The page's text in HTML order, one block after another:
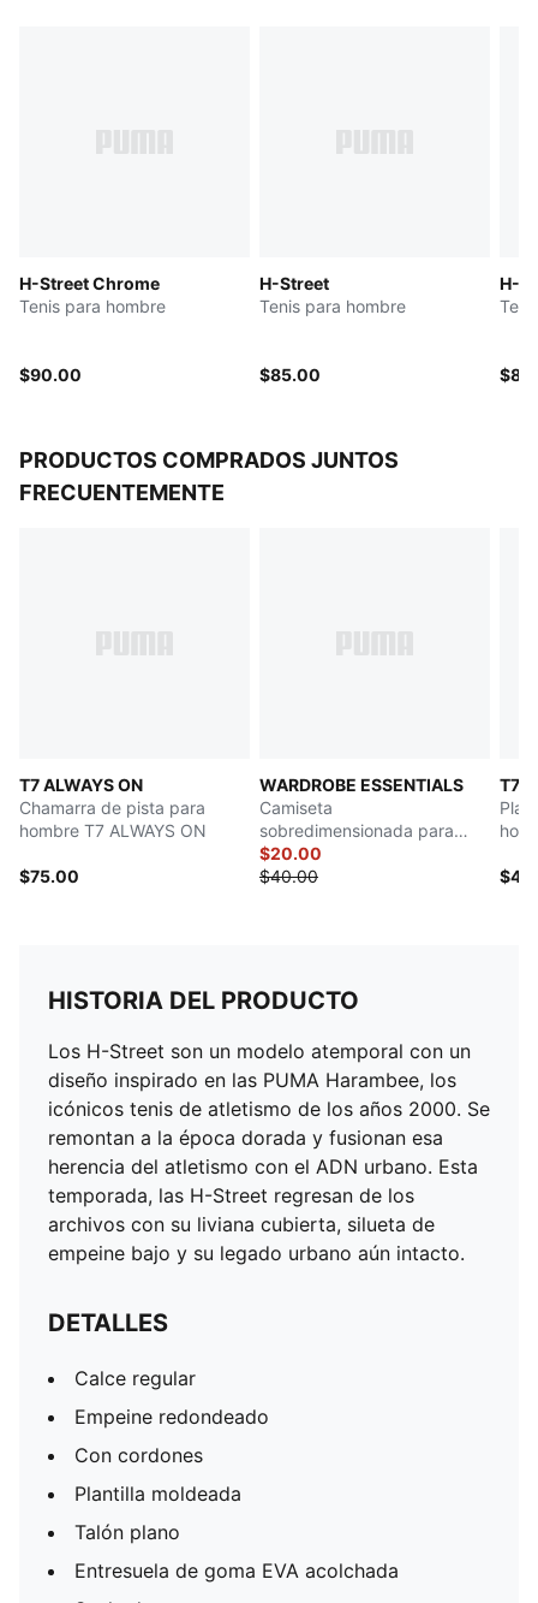
H-Street Chrome
Tenis para hombre
$90.00
H-Street
Tenis para hombre
$85.00
H-
PRODUCTOS COMPRADOS JUNTOS
FRECUENTEMENTE
T7 ALWAYS ON
Chamarra de pista para
hombre T7 ALWAYS ON
$75.00
WARDROBE ESSENTIALS
Camiseta
sobredimensionada para
hombre
$20.00
$40.00
T7
HISTORIA DEL PRODUCTO
Los H-Street son un modelo atemporal con un
diseño inspirado en las PUMA Harambee, los
icónicos tenis de atletismo de los años 2000. Se
remontan a la época dorada y fusionan esa
herencia del atletismo con el ADN urbano. Esta
temporada, las H-Street regresan de los
archivos con su liviana cubierta, silueta de
empeine bajo y su legado urbano aún intacto.
DETALLES
Calce regular
Empeine redondeado
Con cordones
Plantilla moldeada
Talón plano
Entresuela de goma EVA acolchada